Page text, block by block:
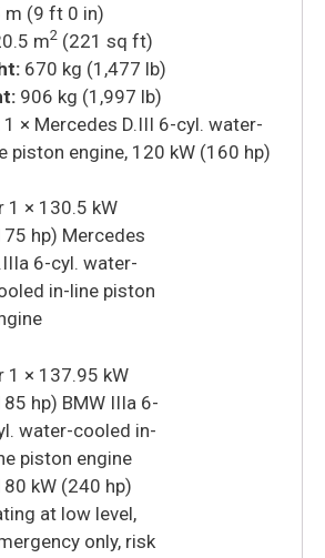
m (9 ft 0 in)
m2 (221 sq ft)
670 kg (1,477 lb)
906 kg (1,997 lb)
1 × Mercedes D.III 6-cyl. water-
piston engine, 120 kW (160 hp)
1 × 130.5 kW
hp) Mercedes
6-cyl. water-
in-line piston
1 × 137.95 kW
hp) BMW IIIa 6-
water-cooled in-
piston engine
kW (240 hp)
at low level,
only, risk